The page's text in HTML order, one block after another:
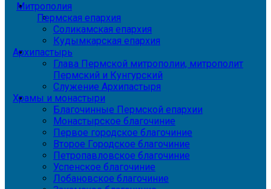
Митрополия
Пермская епархия
Соликамская епархия
Кудымкарская епархия
Архипастырь
Глава Пермской митрополии, митрополит
Пермский и Кунгурский
Служение Архипастыря
Храмы и монастыри
Благочинные Пермской епархии
Монастырское благочиние
Первое городское благочиние
Второе Городское благочиние
Петропавловское благочиние
Успенское благочиние
Лобановское благочиние